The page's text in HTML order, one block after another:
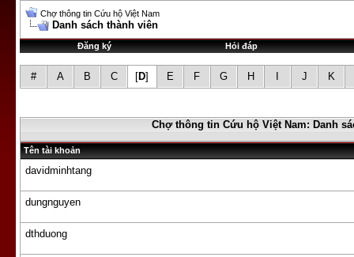
Chợ thông tin Cứu hộ Việt Nam
Danh sách thành viên
Đăng ký Hỏi đáp
# A B C [D] E F G H J K
Chợ thông tin Cứu hộ Việt Nam: Danh
Tên tài khoản
davidminhtang
dungnguyen
dthduong